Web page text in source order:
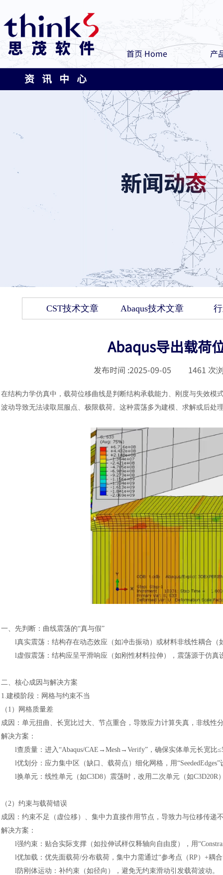
首页 Home 产
资 讯 中 心
CST技术文章 Abaqus技术文章
Abaqus导出载荷
发布时间 :2025-09-05 1461 次
在结构力学仿真中，载荷位移曲线是判断结构承载能力、刚度与失效模
波动导致无法读取屈服点、极限载荷。这种震荡多为建模、求解或后处
一、先判断：曲线震荡的“真与假”
l真实震荡：结构存在动态效应（如冲击振动）或材料非线性耦合
l虚假震荡：结构应呈平滑响应（如刚性材料拉伸），震荡源于仿
二、核心成因与解决方案
1.建模阶段：网格与约束不当
（ 1）网格质量差
成因：单元扭曲、长宽比过大、节点重合，导致应力计算失真，非线性
解决方案：
l查质量：进入“Abaqus/CAE→Mesh→Verify”，确保实体单元长宽比
l优划分：应力集中区（缺口、载荷点）细化网格，用
l换单元：线性单元（如C3D8）震荡时，改用二次单元（如C3D20R
（2）约束与载荷错误
成因：约束不足（虚位移）、集中力直接作用节点，导致力与位移传递
解决方案：
l强约束：贴合实际支撑（如拉伸试样仅释轴向自由度），用
l优加载：优先面载荷/分布载荷，集中力需通过“参考点（RP）+耦
l防刚体运动：补约束（如径向），避免无约束滑动引发载荷波动。